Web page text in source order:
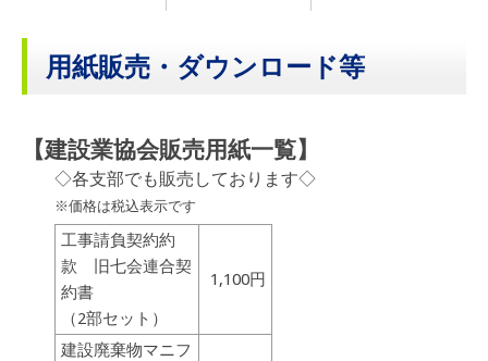
用紙販売・ダウンロード等
【建設業協会販売用紙一覧】
◇各支部でも販売しております◇
※価格は税込表示です
工事請負契約約
款 旧七会連合契
約書
（2部セット）
1,100円
建設廃棄物マニフ